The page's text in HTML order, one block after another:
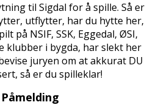
til Sigdal for å spille. Så er
utflytter, har du hytte her,
på NSIF, SSK, Eggedal, ØSI,
klubber i bygda, har slekt her
juryen om at akkurat DU
så er du spilleklar!
Påmelding